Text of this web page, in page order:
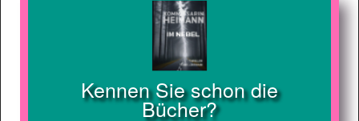
Kennen Sie schon die
Bücher?